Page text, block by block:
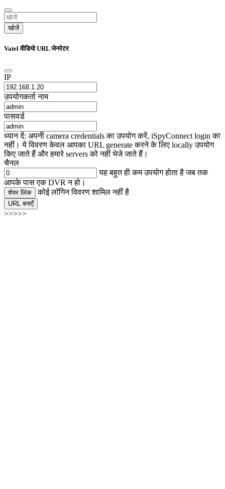
खोजें
Vatel वीडियो URL जेनरेटर
IP
उपयोगकर्ता नाम
पासवर्ड
ध्यान दें: अपनी camera credentials का उपयोग करें, iSpyConnect login का
नहीं। ये विवरण केवल आपका URL generate करने के लिए locally उपयोग
किए जाते हैं और हमारे servers को नहीं भेजे जाते हैं।
चैनल
यह बहुत ही कम उपयोग होता है जब तक
आपके पास एक DVR न हो।
शेयर लिंक कोई लॉगिन विवरण शामिल नहीं है
URL बनाएँ
>>>>>